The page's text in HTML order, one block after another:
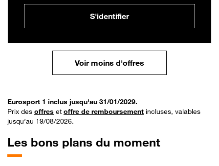
S'identifier
Voir moins d'offres
Eurosport 1 inclus jusqu'au 31/01/2029.
Prix des offres et offre de remboursement incluses, valables
jusqu’au 19/08/2026.
Les bons plans du moment